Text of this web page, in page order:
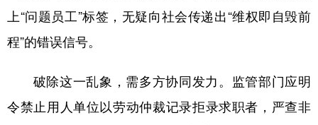
上“问题员工”标签，无疑向社会传递出“维权即自毁前
程”的错误信号。
破除这一乱象，需多方协同发力。监管部门应明
令禁止用人单位以劳动仲裁记录拒录求职者，严查非